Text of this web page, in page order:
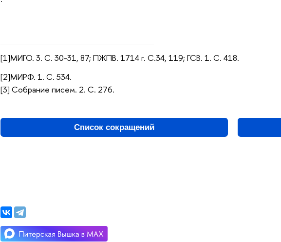
[1]МИГО. 3. С. 30-31, 87; ПЖПВ. 1714 г. С.34, 119; ГСВ. 1. С. 418.
[2]МИРФ. 1. С. 534.
[3] Собрание писем. 2. С. 276.
Список сокращений